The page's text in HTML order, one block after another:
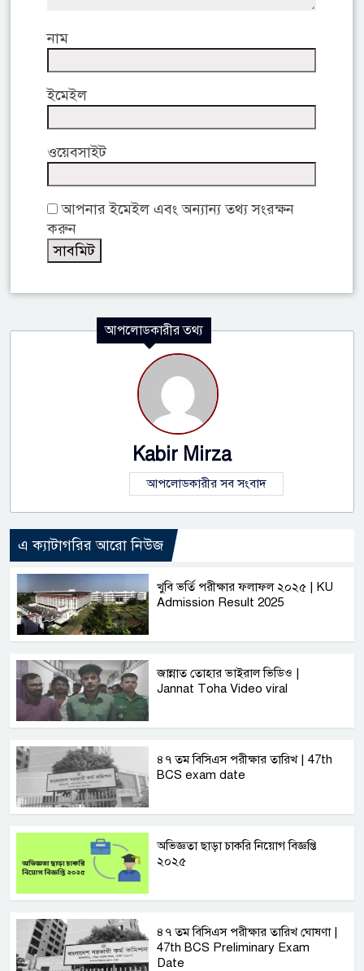
নাম
ইমেইল
ওয়েবসাইট
আপনার ইমেইল এবং অন্যান্য তথ্য সংরক্ষন
করুন
আপলোডকারীর তথ্য
Kabir Mirza
আপলোডকারীর সব সংবাদ
এ ক্যাটাগরির আরো নিউজ
খুবি ভর্তি পরীক্ষার ফলাফল ২০২৫ | KU
Admission Result 2025
জান্নাত তোহার ভাইরাল ভিডিও |
Jannat Toha Video viral
৪৭ তম বিসিএস পরীক্ষার তারিখ | 47th
BCS exam date
অভিজ্ঞতা ছাড়া চাকরি নিয়োগ বিজ্ঞপ্তি
২০২৫
৪৭ তম বিসিএস পরীক্ষার তারিখ ঘোষণা |
47th BCS Preliminary Exam
Date